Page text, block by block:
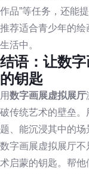
作品”等任务，还能
推荐适合青少年的
生活中。
结语：让数
的钥匙
用数字画展虚拟展厅
破传统艺术的壁垒
题、能沉浸其中的场
数字画展虚拟展厅
术启蒙的钥匙。帮他